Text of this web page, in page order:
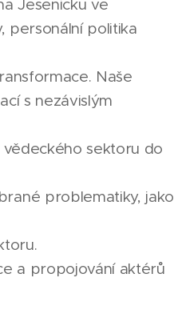
Jesenicku ve
personální politika
Naše
s nezávislým
sektoru do
problematiky, jako
a propojování aktérů